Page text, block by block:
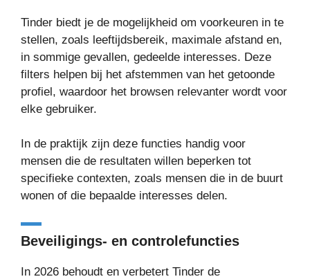
Tinder biedt je de mogelijkheid om voorkeuren in te
stellen, zoals leeftijdsbereik, maximale afstand en,
in sommige gevallen, gedeelde interesses. Deze
filters helpen bij het afstemmen van het getoonde
profiel, waardoor het browsen relevanter wordt voor
elke gebruiker.
In de praktijk zijn deze functies handig voor
mensen die de resultaten willen beperken tot
specifieke contexten, zoals mensen die in de buurt
wonen of die bepaalde interesses delen.
Beveiligings- en controlefuncties
In 2026 behoudt en verbetert Tinder de